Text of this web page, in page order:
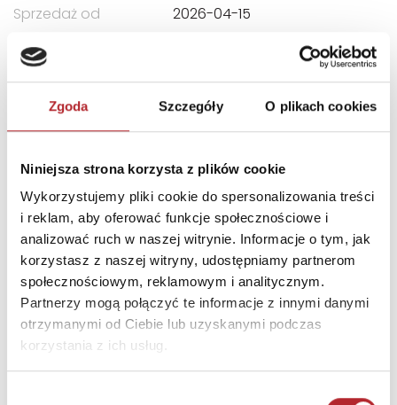
Zgoda Szczegóły O plikach cookies
Niniejsza strona korzysta z plików cookie
Wykorzystujemy pliki cookie do spersonalizowania treści
i reklam, aby oferować funkcje społecznościowe i
analizować ruch w naszej witrynie. Informacje o tym, jak
korzystasz z naszej witryny, udostępniamy partnerom
społecznościowym, reklamowym i analitycznym.
Partnerzy mogą połączyć te informacje z innymi danymi
otrzymanymi od Ciebie lub uzyskanymi podczas
korzystania z ich usług.
Sprzedaż od
2026-04-15
Strony
Okładka
Twarda
Format
197x135x22 mm
Zwrot towaru
Brak prawa zwrotu
DANE OSOBY ODPOWIEDZIALNEJ
Nazwa
MACMILLAN DISTRIBUTION
Ulica
CROMWELL PLACE, LIME TREE
WAY
BASINGSTOKE HAMPSHIRE